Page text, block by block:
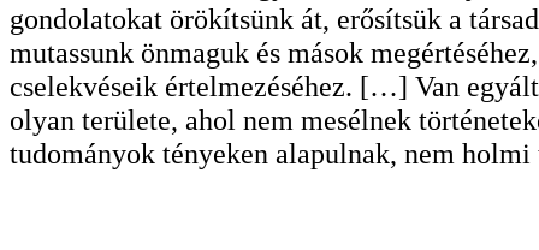
gondolatokat örökítsünk át, erősítsük a
mutassunk önmaguk és mások
cselekvéseik értelmezéséhez. […] Van
olyan területe, ahol nem mesélnek
tudományok tényeken alapulnak, nem